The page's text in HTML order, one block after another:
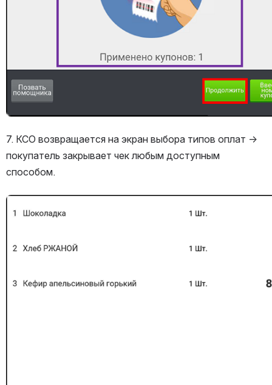
7. КСО возвращается на экран выбора типов оплат →
покупатель закрывает чек любым доступным
способом.